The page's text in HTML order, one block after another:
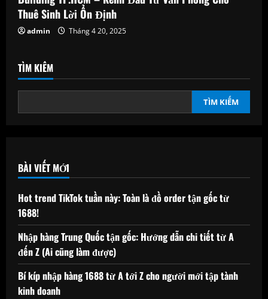
Thuê Sinh Lời Ổn Định
admin Tháng 4 20, 2025
TÌM KIẾM
TÌM KIẾM
BÀI VIẾT MỚI
Hot trend TikTok tuần này: Toàn là đồ order tận gốc từ
1688!
Nhập hàng Trung Quốc tận gốc: Hướng dẫn chi tiết từ A
đến Z (Ai cũng làm được)
Bí kíp nhập hàng 1688 từ A tới Z cho người mới tập tành
kinh doanh